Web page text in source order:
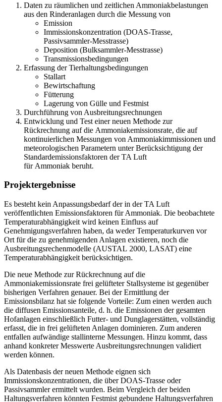
Daten zu räumlichen und zeitlichen Ammoniakbelastungen
aus den Rinderanlagen durch die Messung von
Emission
Immissionskonzentration (DOAS-Trasse,
Passivsammler-Messtrasse)
Deposition (Bulksammler-Messtrasse)
Transmissionsbedingungen
Erfassung der Tierhaltungsbedingungen
Stallart
Bewirtschaftung
Fütterung
Lagerung von Gülle und Festmist
Durchführung von Ausbreitungsrechnungen
Entwicklung und Test einer neuen Methode zur
Rückrechnung auf die Ammoniakemissionsrate, die auf
kontinuierlichen Messungen von Ammoniakimmissionen und
meteorologischen Parametern unter Berücksichtigung der
Standardemissionsfaktoren der TA Luft
für Ammoniak beruht.
Projektergebnisse
Es besteht kein Anpassungsbedarf der in der TA Luft
veröffentlichten Emissionsfaktoren für Ammoniak. Die beobachtete
Temperaturabhängigkeit wird keinen Einfluss auf
Genehmigungsverfahren haben, da weder Temperaturkurven vor
Ort für die zu genehmigenden Anlagen existieren, noch die
Ausbreitungsrechenmodelle (AUSTAL 2000, LASAT) eine
Temperaturabhängigkeit berücksichtigen.
Die neue Methode zur Rückrechnung auf die
Ammoniakemissionsrate frei gelüfteter Stallsysteme ist gegenüber
bisherigen Verfahren genauer. Bei der Ermittlung der
Emissionsbilanz hat sie folgende Vorteile: Zum einen werden auch
die diffusen Emissionsanteile, d. h. die Emissionen der gesamten
Hofanlagen einschließlich Futter- und Dunglagerstätten, vollständig
erfasst, die in frei gelüfteten Anlagen dominieren. Zum anderen
entfallen aufwändige stallinterne Messungen. Hinzu kommt, dass
anhand konkreter Messwerte Ausbreitungsrechnungen validiert
werden können.
Als Datenbasis der neuen Methode eignen sich
Immissionskonzentrationen, die über DOAS-Trasse oder
Passivsammler ermittelt wurden. Beim Vergleich der beiden
Haltungsverfahren könnten Festmist gebundene Haltungsverfahren